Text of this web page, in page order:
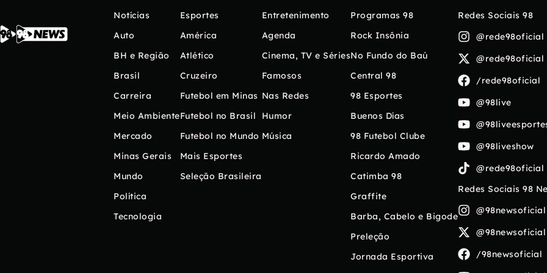
Notícias
Auto
BH e Região
Brasil
Carreira
Meio Ambiente
Mercado
Minas Gerais
Mundo
Política
Tecnologia
Esportes
América
Atlético
Cruzeiro
Futebol em Minas
Futebol no Brasil
Futebol no Mundo
Mais Esportes
Seleção Brasileira
Entretenimento
Agenda
Cinema, TV e Séries
Famosos
Nas Redes
Humor
Música
Programas 98
Rock Insônia
No Fundo do Baú
Central 98
98 Esportes
Buenos Días
98 Futebol Clube
Ricardo Amado
Catimba 98
Graffite
Barba, Cabelo e Bigode
Preleção
Jornada Esportiva
Redes Sociais 98
@rede98oficial
@rede98oficial
/rede98oficial
@98live
@98liveshow
@rede98oficial
Redes Sociais 98
@98newsoficial
@98newsoficial
/98newsoficial